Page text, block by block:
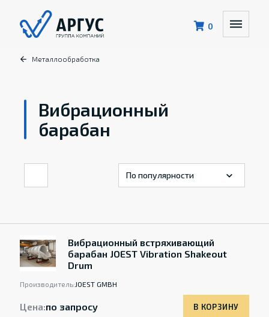
0
Металлообработка
Вибрационный
барабан
Вибрационный встряхивающий
барабан JOEST Vibration Shakeout
Drum
Производитель:JOEST GMBH
Цена:по запросу В КОРЗИНУ